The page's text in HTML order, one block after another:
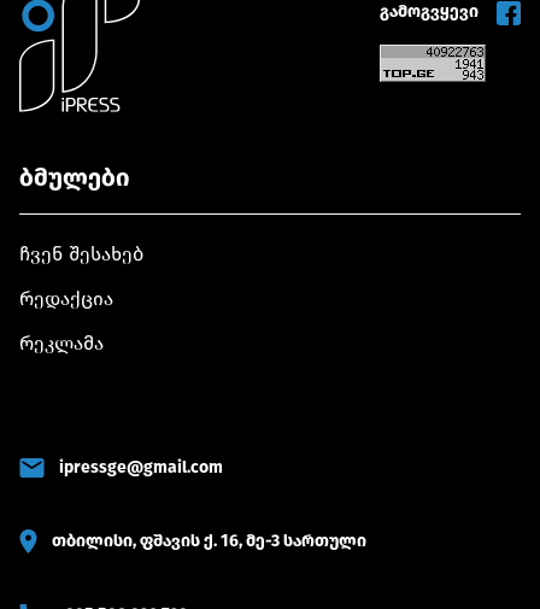
გამოგვყევი
ბმულები
ჩვენ შესახებ
რედაქცია
რეკლამა
ipressge@gmail.com
თბილისი, ფშავის ქ. 16, მე-3 სართული